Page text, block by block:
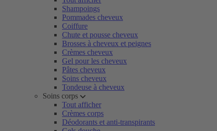
Shampoings
Pommades cheveux
Coiffure
Chute et pousse cheveux
Brosses à cheveux et peignes
Crèmes cheveux
Gel pour les cheveux
Pâtes cheveux
Soins cheveux
Tondeuse à cheveux
Soins corps
Tout afficher
Crèmes corps
Déodorants et anti-transpirants